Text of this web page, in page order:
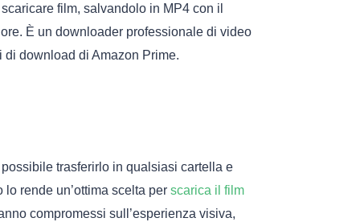
film, salvandolo in MP4 con il
È un downloader professionale di video
download di Amazon Prime.
trasferirlo in qualsiasi cartella e
rende un’ottima scelta per scarica il film
compromessi sull’esperienza visiva,